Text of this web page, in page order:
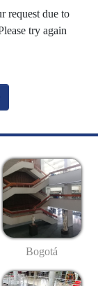
request due to
try again
Bogotá